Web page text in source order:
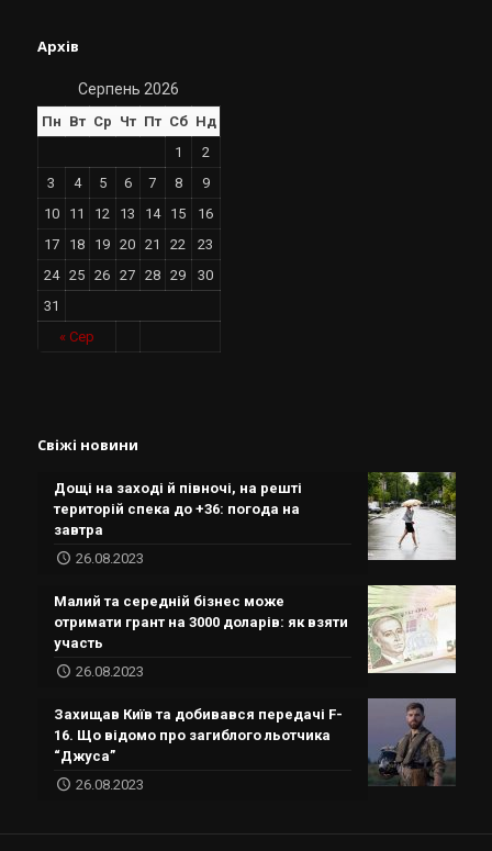
Архів
Серпень 2026
Пн Вт Ср Чт Пт Сб Нд
« Сер
1
2
3
4 5 6 7 8
9
10
11 12 13 14 15
16
17
18 19 20 21 22
23
24
25 26 27 28 29
30
31
Свіжі новини
Дощі на заході й півночі, на решті
територій спека до +36: погода на
завтра
26.08.2023
Малий та середній бізнес може
отримати грант на 3000 доларів: як взяти
участь
26.08.2023
Захищав Київ та добивався передачі F-
16. Що відомо про загиблого льотчика
“Джуса”
26.08.2023